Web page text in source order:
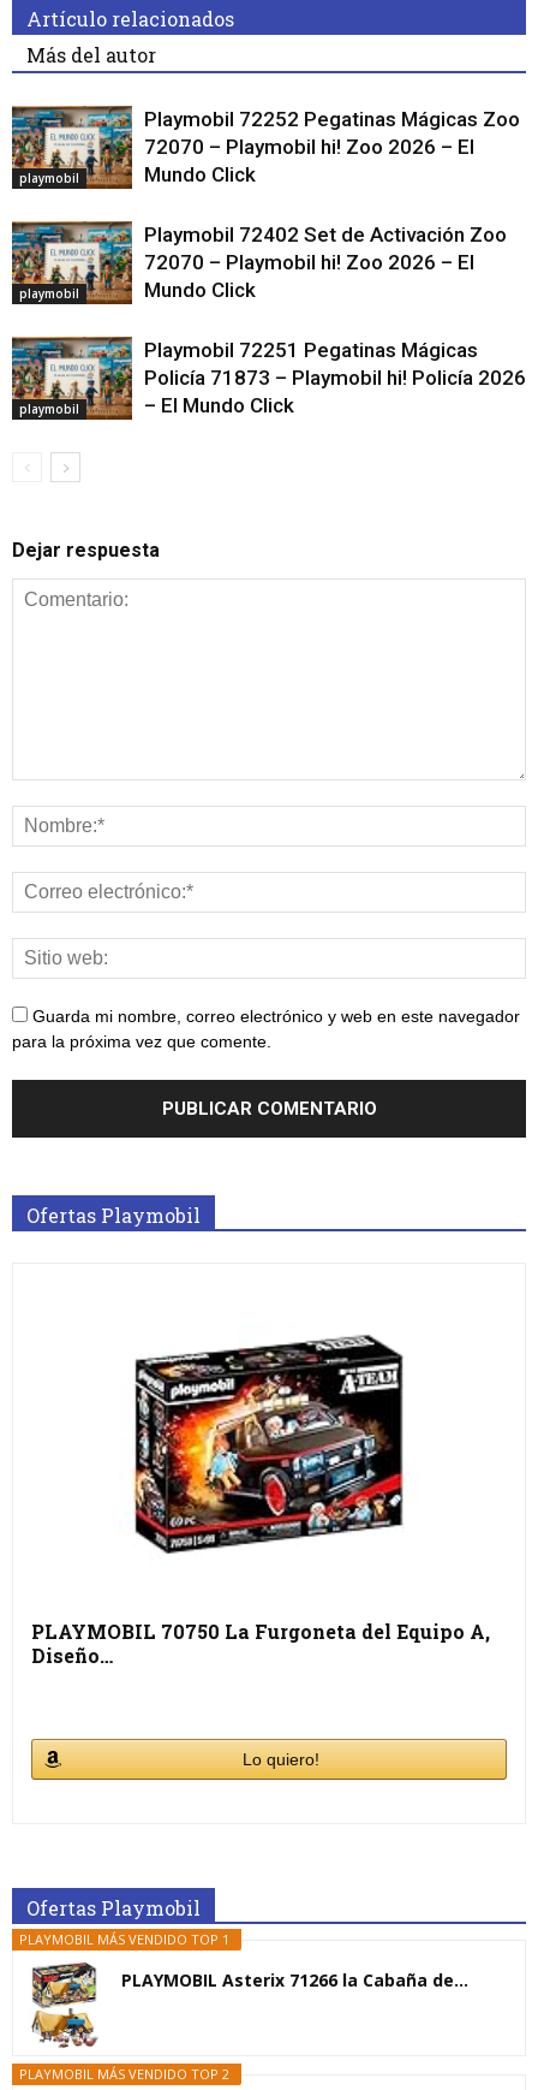
Artículo relacionados
Más del autor
playmobil
Playmobil 72252 Pegatinas Mágicas Zoo
72070 – Playmobil hi! Zoo 2026 – El
Mundo Click
playmobil
Playmobil 72402 Set de Activación Zoo
72070 – Playmobil hi! Zoo 2026 – El
Mundo Click
playmobil
Playmobil 72251 Pegatinas Mágicas
Policía 71873 – Playmobil hi! Policía 2026
– El Mundo Click
Dejar respuesta
Guarda mi nombre, correo electrónico y web en este navegador
para la próxima vez que comente.
Ofertas Playmobil
PLAYMOBIL 70750 La Furgoneta del Equipo A,
Diseño…
Lo quiero!
Ofertas Playmobil
PLAYMOBIL MÁS VENDIDO TOP 1
PLAYMOBIL Asterix 71266 la Cabaña de...
PLAYMOBIL MÁS VENDIDO TOP 2